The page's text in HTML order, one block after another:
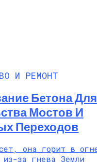
И РЕМОНТ
Бетона Для
Мостов И
Переходов